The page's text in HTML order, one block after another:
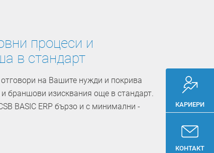
процеси и
в стандарт
отговори на Вашите нужди и покрива
браншови изисквания още в стандарт.
BASIC ERP бързо и с минимални
КАРИЕРИ
КОНТАКТ